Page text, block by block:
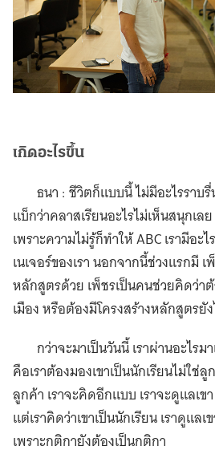
เกิดอะไรขึ้น
ธนา : ชีวิตก็แบบนี้ ไม่มีอะไรราบ
แบ็กว่าคลาสเรียนอะไรไม่เห็นสนุกเล
เพราะความไม่รู้ก็ทำให้ ABC เรามีอะ
เนเจอร์ของเรา นอกจากนี้ช่วงแรกมี
หลักสูตรด้วย เพ็ชรเป็นคนช่วยคิดว่า
เมือง หรือต้องมีโครงสร้างหลักสูตรยัง
กว่าจะมาเป็นวันนี้ เราผ่านอะไร
คือเราต้องมองเขาเป็นนักเรียนไม่ใช่ลู
ลูกค้า เราจะคิดอีกแบบ เราจะดูแลเขา
แต่เราคิดว่าเขาเป็นนักเรียน เราดูแล
เพราะกติกายังต้องเป็นกติกา